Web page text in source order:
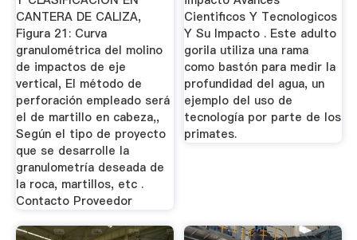
CANTERA DE CALIZA,
Figura 21: Curva
granulométrica del molino
de impactos de eje
vertical, El método de
perforación empleado será
el de martillo en cabeza,,
Según el tipo de proyecto
que se desarrolle la
granulometría deseada de
la roca, martillos, etc .
Contacto Proveedor
Cientificos Y Tecnologicos
Y Su Impacto . Este adulto
gorila utiliza una rama
como bastón para medir la
profundidad del agua, un
ejemplo del uso de
tecnología por parte de los
primates.